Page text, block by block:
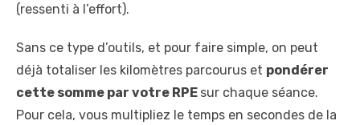
(ressenti à l’effort).
Sans ce type d’outils, et pour faire simple, on peut
déjà totaliser les kilomètres parcourus et pondérer
cette somme par votre RPE sur chaque séance.
Pour cela, vous multipliez le temps en secondes de la